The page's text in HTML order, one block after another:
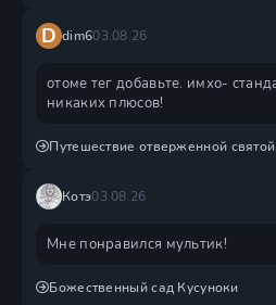
D dim603.08.26
отоме тег добавьте. имхо- стандартные бабские сопли.
никаких плюсов!
Путешествие отверженной святой
Котэ03.08.26
Мне понравился мультик!
Божественный сад Кусуноки